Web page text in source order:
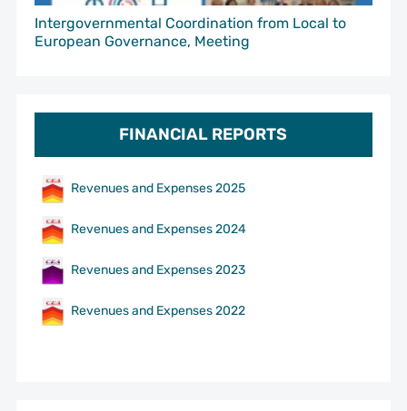
Intergovernmental Coordination from Local to
European Governance, Meeting
FINANCIAL REPORTS
Revenues and Expenses 2025
Revenues and Expenses 2024
Revenues and Expenses 2023
Revenues and Expenses 2022